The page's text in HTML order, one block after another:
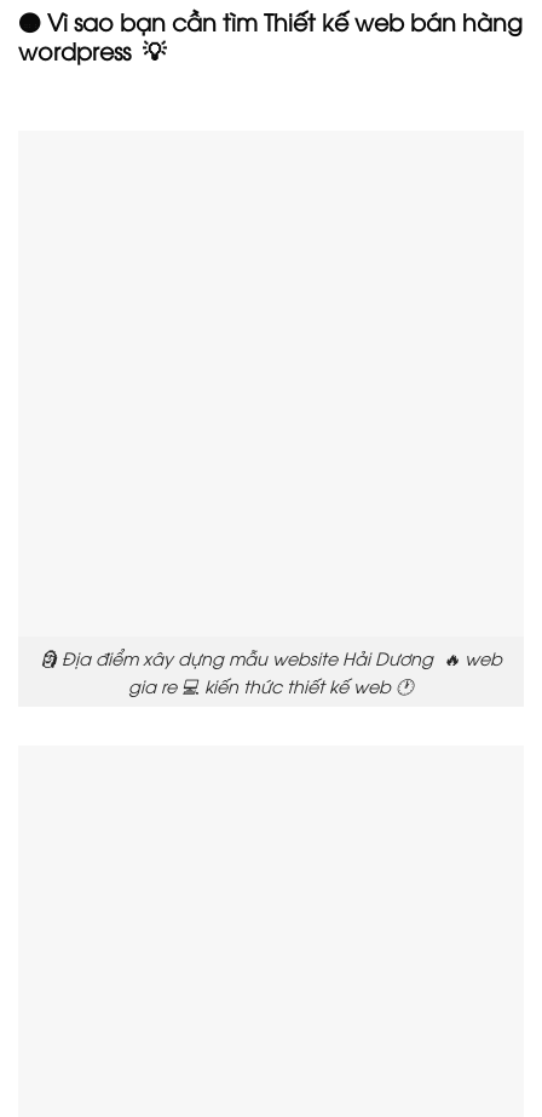
🟠 Vì sao bạn cần tìm Thiết kế web bán hàng
wordpress 💡
🗿 Địa điểm xây dựng mẫu website Hải Dương 🔥 web
gia re 💻 kiến thức thiết kế web 🕐